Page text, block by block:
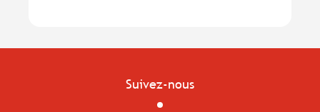
Suivez-nous